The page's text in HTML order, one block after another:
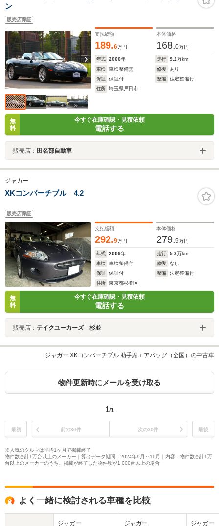
ン
販売店保証
支払総額
189.6万円
本体価格
168.0万円
年式 2000年 走行 9.2万km
車検
車検整備無 修復
あり
保証
保証付 整備
法定整備付
住所
埼玉県戸田市
無
料
今すぐ在庫確認・見積依頼
電話する
販売店： 田名部自動車
ジャガー
XKコンバーチブル 4.2
販売店保証
支払総額
292.9万円
本体価格
279.9万円
年式 2009年 走行 5.3万km
車検
車検整備付 修復
なし
保証
保証付 整備
法定整備付
住所
東京都杉並区
無
料
今すぐ在庫確認・見積依頼
電話する
販売店： テイクユーカーズ 杉並
ジャガー XKコンバーチブル 助手席エアバッグ（全国）の中古車
物件更新時にメールを受け取る
1/1
最初 前の30件 次の30件 最後
※人気のクルマは平均1ヶ月で掲載終了
物件数合計1万台以上のメーカー｜算出データ期間：2024年9月～11月｜内容：物件数合計1万
台以上のメーカーのうち、掲載が終了した物件数が1,000台以上の場合
よく一緒に検討される車種を比較
ジャガー ジャガー ジャガー